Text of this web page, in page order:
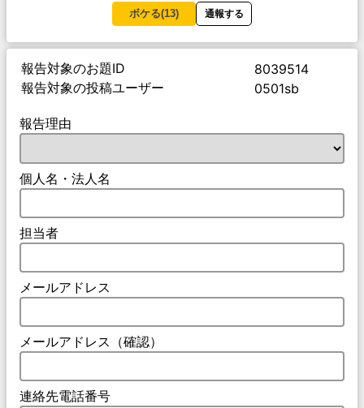
ボケる(13) 通報する
報告対象のお題ID
8039514
報告対象の投稿ユーザー
0501sb
報告理由
個人名・法人名
担当者
メールアドレス
メールアドレス（確認）
連絡先電話番号